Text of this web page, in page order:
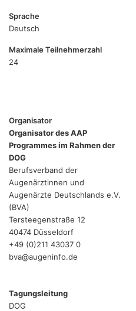
Sprache
Deutsch
Maximale Teilnehmerzahl
24
Organisator
Organisator des AAP
Programmes im Rahmen der
DOG
Berufsverband der
Augenärztinnen und
Augenärzte Deutschlands e.V.
(BVA)
Tersteegenstraße 12
40474 Düsseldorf
+49 (0)211 43037 0
bva@augeninfo.de
Tagungsleitung
DOG